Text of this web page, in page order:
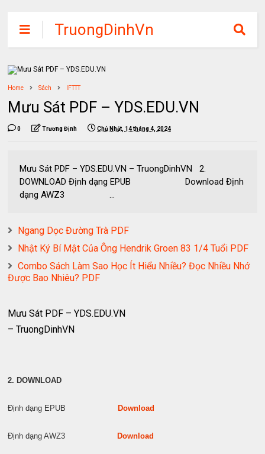
TruongDinhVn
Chia sẽ ebook,
các khóa học,
phần mềm học
tập miễn phí
Home Sách IFTTT
Mưu Sát PDF – YDS.EDU.VN
0 Trương Định Chủ Nhật, 14 tháng 4, 2024
Mưu Sát PDF – YDS.EDU.VN – TruongDinhVN 2.
DOWNLOAD Định dạng EPUB Download Định
dạng AWZ3 ...
Ngang Dọc Đường Trà PDF
Nhật Ký Bí Mật Của Ông Hendrik Groen 83 1/4 Tuổi PDF
Combo Sách Làm Sao Học Ít Hiểu Nhiều? Đọc Nhiều Nhớ
Được Bao Nhiêu? PDF
Mưu Sát PDF – YDS.EDU.VN
– TruongDinhVN
2. DOWNLOAD
Định dạng EPUB Download
Định dạng AWZ3 Download